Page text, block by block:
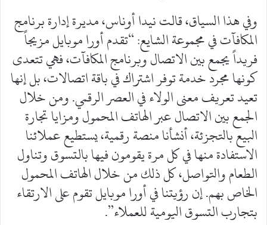
وفي هذا السياق، قالت نيدا أوناس، مديرة إدارة برنامج
المكافآت في مجموعة الشايع: “تقدم أورا موبايل مزيجاً
فريداً يجمع بين الاتصال وبرنامج المكافآت، فهي تتعدى
كونها مجرد خدمة توفر اشتراك في باقة اتصالات، بل إنها
تعيد تعريف معنى الولاء في العصر الرقمي. ومن خلال
الجمع بين الاتصال عبر الهاتف المحمول ومزايا تجارة
البيع بالتجزئة، أنشأنا منصة رقمية، يستطيع عملائنا
الاستفادة منها في كل مرة يقومون فيها بالتسوق وتناول
الطعام والتواصل، كل ذلك من خلال الهاتف المحمول
الخاص بهم. إن رؤيتنا في أورا موبايل تقوم على الارتقاء
بتجارب التسوق اليومية للعملاء”.